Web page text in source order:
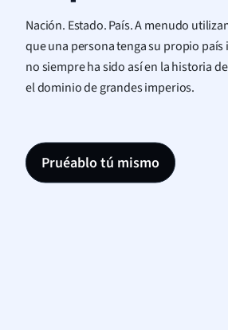
Nación. Estado. País. A menudo
que una persona tenga su propio
no siempre ha sido así en la historia
el dominio de grandes imperios.
Pruéablo tú mismo